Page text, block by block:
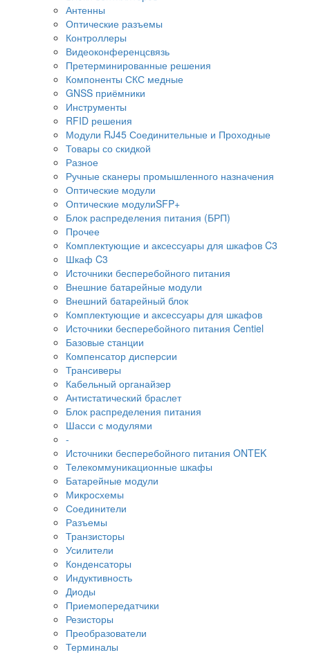
Антенны
Оптические разъемы
Контроллеры
Видеоконференцсвязь
Претерминированные решения
Компоненты СКС медные
GNSS приёмники
Инструменты
RFID решения
Модули RJ45 Соединительные и Проходные
Товары со скидкой
Разное
Ручные сканеры промышленного назначения
Оптические модули
Оптические модулиSFP+
Блок распределения питания (БРП)
Прочее
Комплектующие и аксессуары для шкафов C3
Шкаф C3
Источники бесперебойного питания
Внешние батарейные модули
Внешний батарейный блок
Комплектующие и аксессуары для шкафов
Источники бесперебойного питания Centiel
Базовые станции
Компенсатор дисперсии
Трансиверы
Кабельный органайзер
Антистатический браслет
Блок распределения питания
Шасси с модулями
-
Источники бесперебойного питания ONTEK
Телекоммуникационные шкафы
Батарейные модули
Микросхемы
Соединители
Разъемы
Транзисторы
Усилители
Конденсаторы
Индуктивность
Диоды
Приемопередатчики
Резисторы
Преобразователи
Терминалы